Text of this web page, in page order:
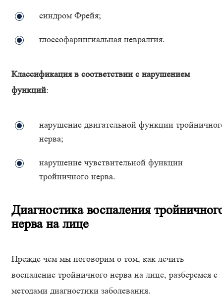
синдром Фрейя;
глоссофарингиальная невралгия.
Классификация в соответствии с нарушением
функций:
нарушение двигательной функции
нерва;
нарушение чувствительной функции
тройничного нерва.
Диагностика воспаления
нерва на лице
Прежде чем мы поговорим о том, как лечить
воспаление тройничного нерва на лице, разберемся с
методами диагностики заболевания.